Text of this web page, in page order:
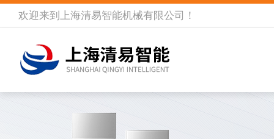
欢迎来到 上海清易智能机械有限公司 ！